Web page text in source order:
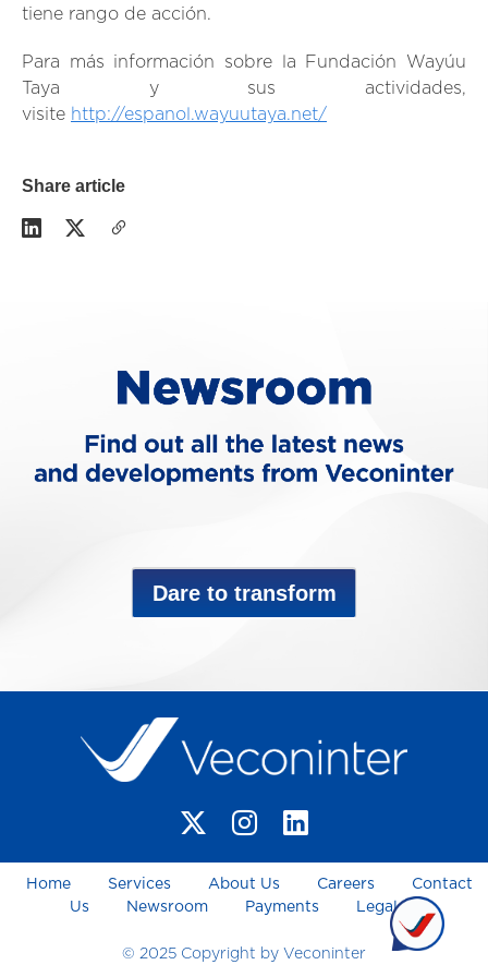
tiene rango de acción.
Para más información sobre la Fundación Wayúu
Taya y sus actividades,
visite http://espanol.wayuutaya.net/
Share article
Dare to transform
Home Services About Us Careers
Contact
Us
Newsroom Payments Legal
© 2025 Copyright by Veconinter